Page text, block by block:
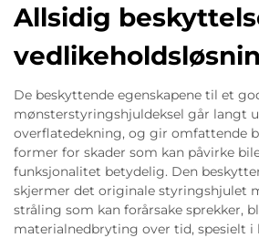
Allsidig
De beskyttende egenskapene til et
mønsterstyringshjuldeksel går langt
overflatedekning, og gir omfattende
former for skader som kan påvirke
funksjonalitet betydelig. Den
skjermer det originale styringshjulet
stråling som kan forårsake sprekker,
materialnedbryting over tid, spesielt